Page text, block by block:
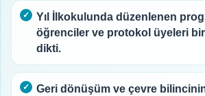
Yıl İlkokulunda düzenlenen
öğrenciler ve protokol üyeleri
dikti.
Geri dönüşüm ve çevre